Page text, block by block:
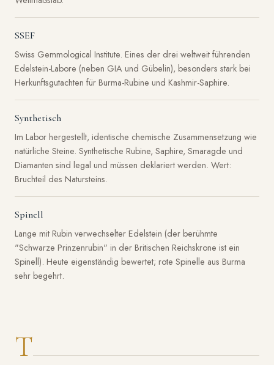
SSEF
Swiss Gemmological Institute. Eines der drei weltweit führenden
Edelstein-Labore (neben GIA und Gübelin), besonders stark bei
Herkunftsgutachten für Burma-Rubine und Kashmir-Saphire.
Synthetisch
Im Labor hergestellt, identische chemische Zusammensetzung wie
natürliche Steine. Synthetische Rubine, Saphire, Smaragde und
Diamanten sind legal und müssen deklariert werden. Wert:
Bruchteil des Natursteins.
Spinell
Lange mit Rubin verwechselter Edelstein (der berühmte
"Schwarze Prinzenrubin" in der Britischen Reichskrone ist ein
Spinell). Heute eigenständig bewertet; rote Spinelle aus Burma
sehr begehrt.
T